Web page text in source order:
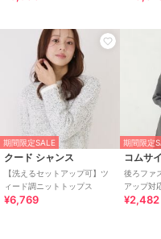
期間限定SALE
クード シャンス
【洗えるセットアップ可】ツ
ィード調ニットトップス
¥6,769
期間限定
コムサ
後ろファ
アップ対
¥2,482